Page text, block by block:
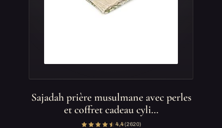
Sajadah prière musulmane avec perles
et coffret cadeau cyli…
4,4(2 620)